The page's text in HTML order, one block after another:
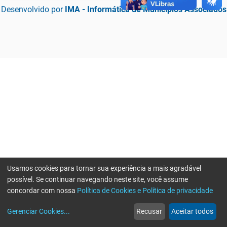
Desenvolvido por IMA - Informática de Municípios Associados
web
Notícias
more_horiz
Mais
Usamos cookies para tornar sua experiência a mais agradável
possível. Se continuar navegando neste site, você assume
concordar com nossa Política de Cookies e Política de privacidade
Gerenciar Cookies... Recusar Aceitar todos
Erro ao enviar informações, por favor tente novamente